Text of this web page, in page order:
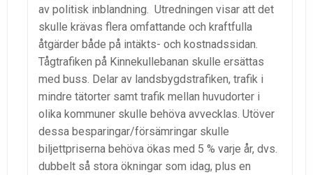
av politisk inblandning. Utredningen visar att det
skulle krävas flera omfattande och kraftfulla
åtgärder både på intäkts- och kostnadssidan.
Tågtrafiken på Kinnekullebanan skulle ersättas
med buss. Delar av landsbygdstrafiken, trafik i
mindre tätorter samt trafik mellan huvudorter i
olika kommuner skulle behöva avvecklas. Utöver
dessa besparingar/försämringar skulle
biljettpriserna behöva ökas med 5 % varje år, dvs.
dubbelt så stora ökningar som idag, plus en